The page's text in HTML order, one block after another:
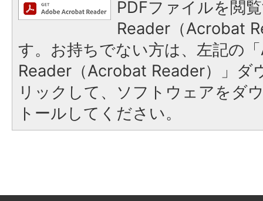
PDFファイルを閲
Reader（Acrobat
す。お持ちでない方は、左記の
Reader（Acrobat Reader）」ダ
リックして、ソフトウェアをダ
トールしてください。